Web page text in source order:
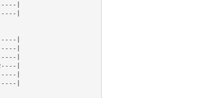
|
|
|
|
|
|
|
|